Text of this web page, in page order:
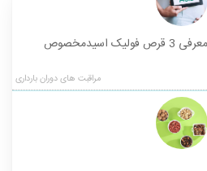
نقش فولیک اسید در بارداری و معرفی 3 قرص فولیک اسیدمخصوص
مراقبت های دوران بارداری